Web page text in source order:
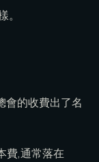
會的收費出了名
費,通常落在